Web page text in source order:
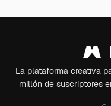
La plataforma creativa
millón de suscriptores